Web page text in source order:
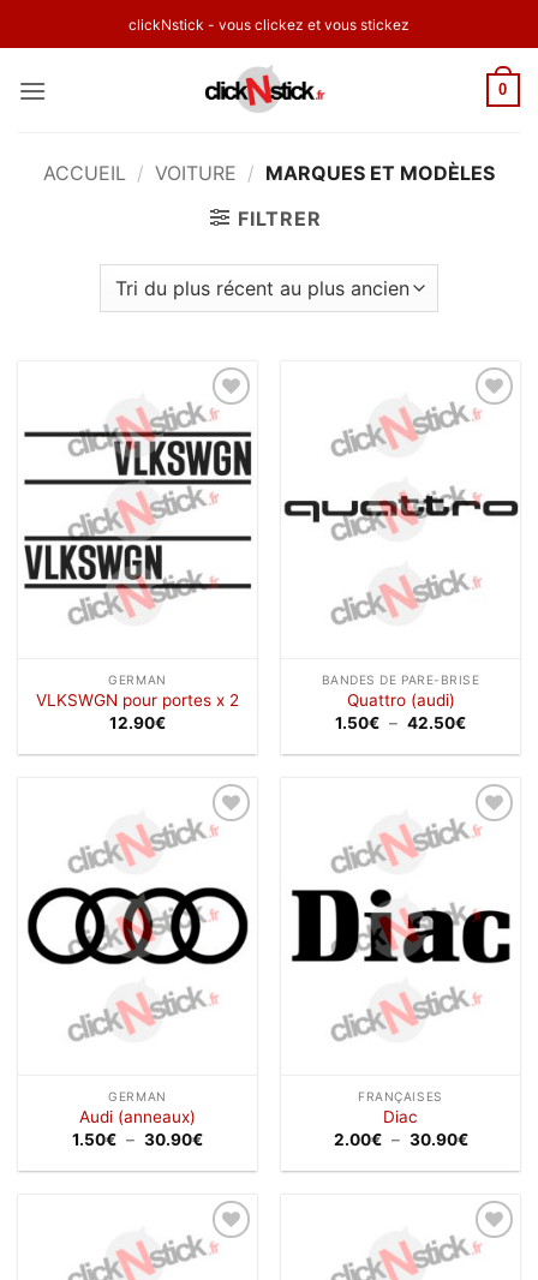
au
clickNstick - vous clickez et vous stickez
0
ACCUEIL / VOITURE / MARQUES ET MODÈLES
FILTRER
Ajouter
à la
wishlist
GERMAN
VLKSWGN pour portes x 2
12.90€
Ajouter
BANDES DE PARE-BRISE
Quattro (audi)
1.50€ – 42.50€Plage
prix :
42.50€
Ajouter
GERMAN
Audi (anneaux)
1.50€ – 30.90€Plage
prix :
30.90€
Ajouter
FRANÇAISES
Diac
2.00€ – 30.90€Plage
prix :
30.90€
Ajouter
Ajouter